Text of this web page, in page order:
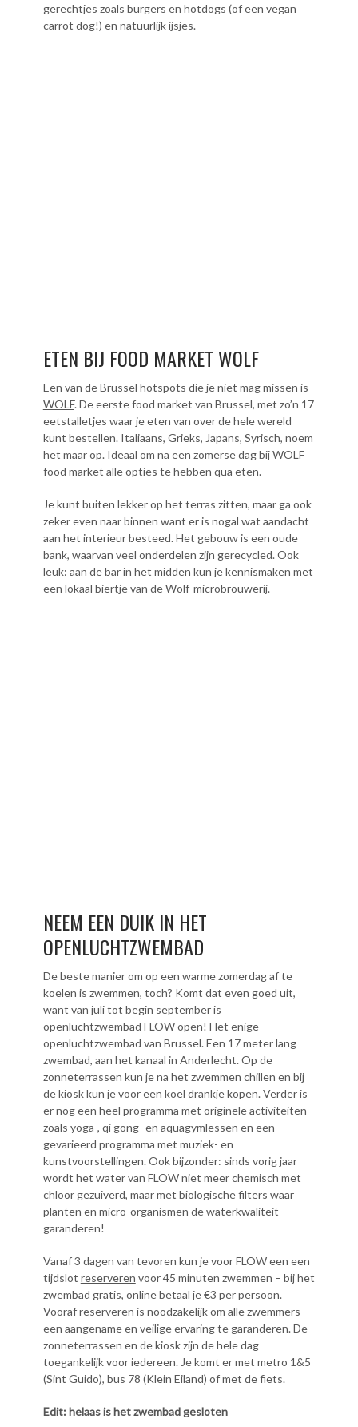
gerechtjes zoals burgers en hotdogs (of een vegan
carrot dog!) en natuurlijk ijsjes.
ETEN BIJ FOOD MARKET WOLF
Een van de Brussel hotspots die je niet mag missen is
WOLF. De eerste food market van Brussel, met zo’n 17
eetstalletjes waar je eten van over de hele wereld
kunt bestellen. Italiaans, Grieks, Japans, Syrisch, noem
het maar op. Ideaal om na een zomerse dag bij WOLF
food market alle opties te hebben qua eten.
Je kunt buiten lekker op het terras zitten, maar ga ook
zeker even naar binnen want er is nogal wat aandacht
aan het interieur besteed. Het gebouw is een oude
bank, waarvan veel onderdelen zijn gerecycled. Ook
leuk: aan de bar in het midden kun je kennismaken met
een lokaal biertje van de Wolf-microbrouwerij.
NEEM EEN DUIK IN HET
OPENLUCHTZWEMBAD
De beste manier om op een warme zomerdag af te
koelen is zwemmen, toch? Komt dat even goed uit,
want van juli tot begin september is
openluchtzwembad FLOW open! Het enige
openluchtzwembad van Brussel. Een 17 meter lang
zwembad, aan het kanaal in Anderlecht. Op de
zonneterrassen kun je na het zwemmen chillen en bij
de kiosk kun je voor een koel drankje kopen. Verder is
er nog een heel programma met originele activiteiten
zoals yoga-, qi gong- en aquagymlessen en een
gevarieerd programma met muziek- en
kunstvoorstellingen. Ook bijzonder: sinds vorig jaar
wordt het water van FLOW niet meer chemisch met
chloor gezuiverd, maar met biologische filters waar
planten en micro-organismen de waterkwaliteit
garanderen!
Vanaf 3 dagen van tevoren kun je voor FLOW een een
tijdslot reserveren voor 45 minuten zwemmen – bij het
zwembad gratis, online betaal je €3 per persoon.
Vooraf reserveren is noodzakelijk om alle zwemmers
een aangename en veilige ervaring te garanderen. De
zonneterrassen en de kiosk zijn de hele dag
toegankelijk voor iedereen. Je komt er met metro 1&5
(Sint Guido), bus 78 (Klein Eiland) of met de fiets.
Edit: helaas is het zwembad gesloten